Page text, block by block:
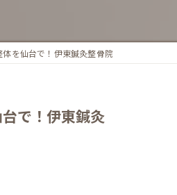
を仙台で！伊東鍼灸整骨院
で！伊東鍼灸